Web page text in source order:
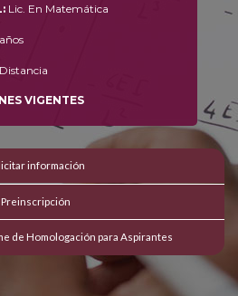
Lic. En Matemática
VIGENTES
información
Preinscripción
de Homologación para Aspirantes